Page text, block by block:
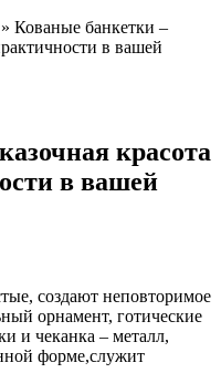
» Кованые банкетки –
в вашей
красота
в вашей
создают неповторимое
орнамент, готические
и чеканка – металл,
форме,служит